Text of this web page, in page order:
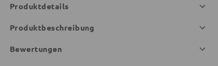
Produktdetails
Produktbeschreibung
Bewertungen